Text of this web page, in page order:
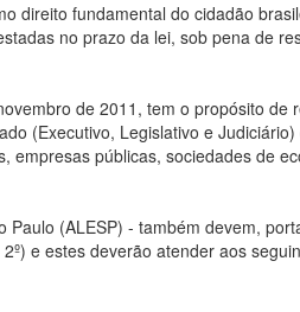
direito fundamental do cidadão
no prazo da lei, sob pena de
de 2011, tem o propósito
(Executivo, Legislativo e
públicas, sociedades de
(ALESP) - também devem,
e estes deverão atender aos